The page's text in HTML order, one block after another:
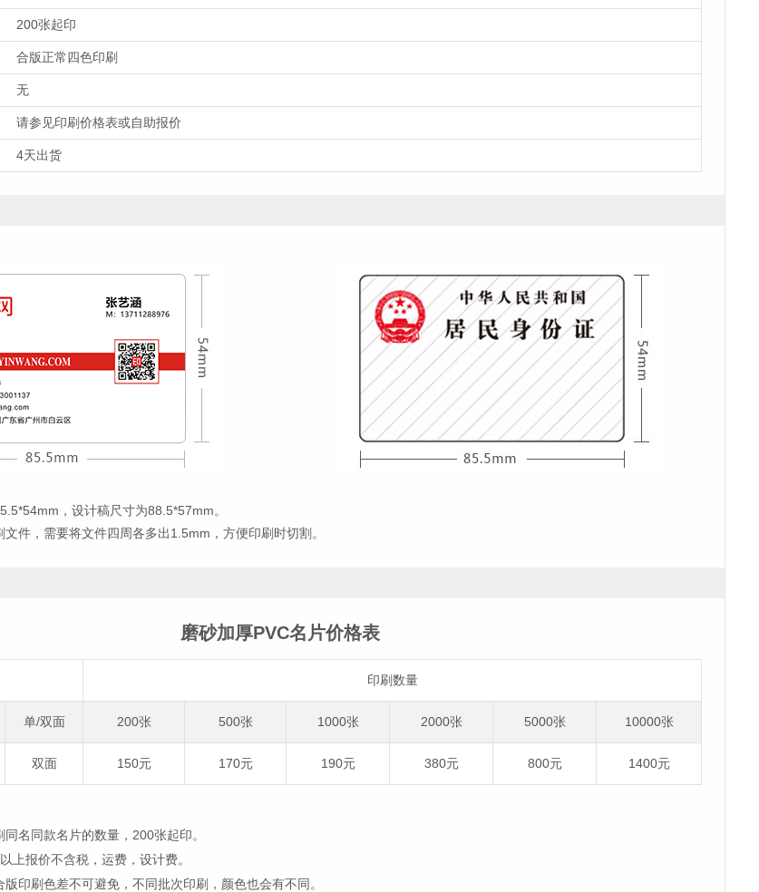
200张起印
合版正常四色印刷
无
请参见印刷价格表或自助报价
4天出货
，设计稿尺寸为88.5*57mm。
件，需要将文件四周各多出1.5mm，方便印刷时切割。
磨砂加厚PVC名片价格表
印刷数量
单/双面 200张 500张 1000张 2000张 5000张 10000张
双面 150元 170元 190元 380元 800元 1400元
名同款名片的数量，200张起印。
上报价不含税，运费，设计费。
印刷色差不可避免，不同批次印刷，颜色也会有不同。